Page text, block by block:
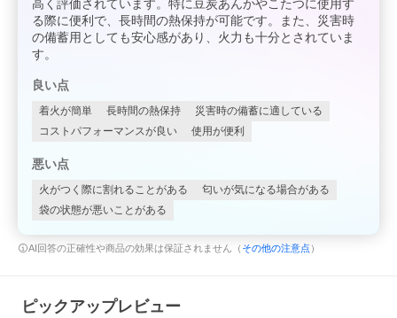
高く評価されています。特に豆炭あんかやこたつに使用す
る際に便利で、長時間の熱保持が可能です。また、災害時
の備蓄用としても安心感があり、火力も十分とされていま
す。
良い点
着火が簡単 長時間の熱保持
災害時の備蓄に適している
コストパフォーマンスが良い
使用が便利
悪い点
火がつく際に割れることがある
匂いが気になる場合がある
袋の状態が悪いことがある
AI回答の正確性や商品の効果は保証されません（ その他の注意点 ）
ピックアップレビュー